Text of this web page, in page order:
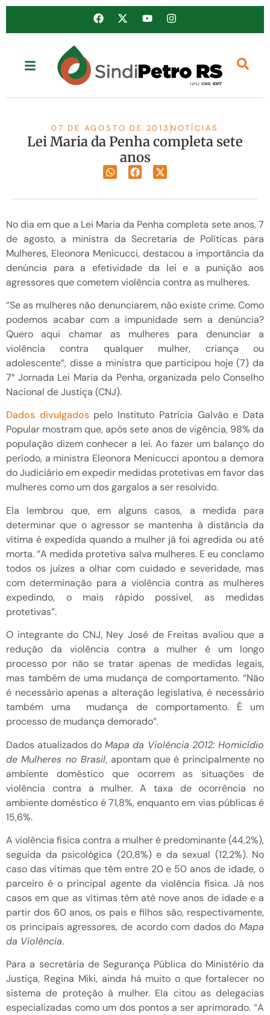
07 DE AGOSTO DE 2013 NOTÍCIAS
Lei Maria da Penha completa sete
anos
No dia em que a Lei Maria da Penha completa sete anos, 7
de agosto, a ministra da Secretaria de Políticas para
Mulheres, Eleonora Menicucci, destacou a importância da
denúncia para a efetividade da lei e a punição aos
agressores que cometem violência contra as mulheres.
“Se as mulheres não denunciarem, não existe crime. Como
podemos acabar com a impunidade sem a denúncia?
Quero aqui chamar as mulheres para denunciar a
violência contra qualquer mulher, criança ou
adolescente”, disse a ministra que participou hoje (7) da
7° Jornada Lei Maria da Penha, organizada pelo Conselho
Nacional de Justiça (CNJ).
Dados divulgadospelo Instituto Patrícia Galvão e Data
Popular mostram que, após sete anos de vigência, 98% da
população dizem conhecer a lei. Ao fazer um balanço do
período, a ministra Eleonora Menicucci apontou a demora
do Judiciário em expedir medidas protetivas em favor das
mulheres como um dos gargalos a ser resolvido.
Ela lembrou que, em alguns casos, a medida para
determinar que o agressor se mantenha à distância da
vítima é expedida quando a mulher já foi agredida ou até
morta. “A medida protetiva salva mulheres. E eu conclamo
todos os juízes a olhar com cuidado e severidade, mas
com determinação para a violência contra as mulheres
expedindo, o mais rápido possível, as medidas
protetivas”.
O integrante do CNJ, Ney José de Freitas avaliou que a
redução da violência contra a mulher é um longo
processo por não se tratar apenas de medidas legais,
mas também de uma mudança de comportamento. “Não
é necessário apenas a alteração legislativa, é necessário
também uma mudança de comportamento. É um
processo de mudança demorado”.
Dados atualizados do Mapa da Violência 2012: Homicídio
de Mulheres no Brasil, apontam que é principalmente no
ambiente doméstico que ocorrem as situações de
violência contra a mulher. A taxa de ocorrência no
ambiente doméstico é 71,8%, enquanto em vias públicas é
15,6%.
A violência física contra a mulher é predominante (44,2%),
seguida da psicológica (20,8%) e da sexual (12,2%). No
caso das vítimas que têm entre 20 e 50 anos de idade, o
parceiro é o principal agente da violência física. Já nos
casos em que as vítimas têm até nove anos de idade e a
partir dos 60 anos, os pais e filhos são, respectivamente,
os principais agressores, de acordo com dados do Mapa
da Violência.
Para a secretária de Segurança Pública do Ministério da
Justiça, Regina Miki, ainda há muito o que fortalecer no
sistema de proteção à mulher. Ela citou as delegacias
especializadas como um dos pontos a ser aprimorado. “A